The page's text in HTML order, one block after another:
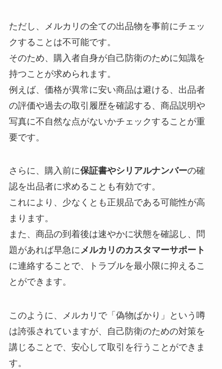
ただし、メルカリの全ての出品物を事前にチェッ
クすることは不可能です。
そのため、購入者自身が自己防衛のために知識を
持つことが求められます。
例えば、価格が異常に安い商品は避ける、出品者
の評価や過去の取引履歴を確認する、商品説明や
写真に不自然な点がないかチェックすることが重
要です。
さらに、購入前に保証書やシリアルナンバーの確
認を出品者に求めることも有効です。
これにより、少なくとも正規品である可能性が高
まります。
また、商品の到着後は速やかに状態を確認し、問
題があれば早急にメルカリのカスタマーサポート
に連絡することで、トラブルを最小限に抑えるこ
とができます。
このように、メルカリで「偽物ばかり」という噂
は誇張されていますが、自己防衛のための対策を
講じることで、安心して取引を行うことができま
す。